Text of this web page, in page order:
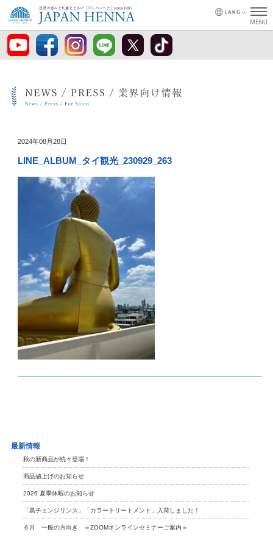
2024年08月28日
LINE_ALBUM_タイ観光_230929_263
最新情報
秋の新商品が続々登場！
商品値上げのお知らせ
2026 夏季休暇のお知らせ
「黒チェンジリンス」「カラートリートメント」入荷しました！
６月 一般の方向き ＝ZOOMオンラインセミナーご案内＝